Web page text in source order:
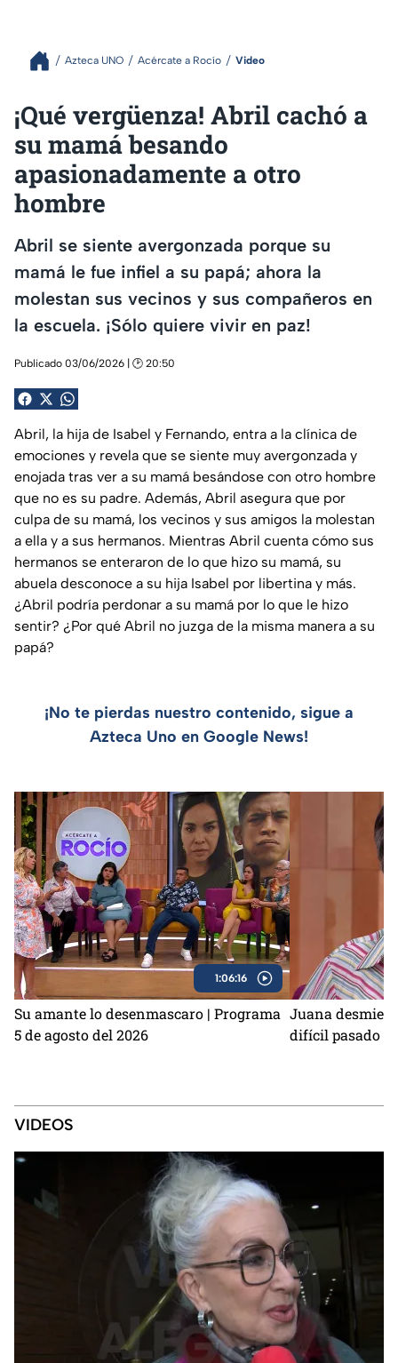
Azteca UNO Acércate a Rocío Video
¡Qué vergüenza! Abril cachó a
su mamá besando
apasionadamente a otro
hombre
Abril se siente avergonzada porque su
mamá le fue infiel a su papá; ahora la
molestan sus vecinos y sus compañeros en
la escuela. ¡Sólo quiere vivir en paz!
Publicado 03/06/2026 | 🕑 20:50
Abril, la hija de Isabel y Fernando, entra a la clínica de
emociones y revela que se siente muy avergonzada y
enojada tras ver a su mamá besándose con otro hombre
que no es su padre. Además, Abril asegura que por
culpa de su mamá, los vecinos y sus amigos la molestan
a ella y a sus hermanos. Mientras Abril cuenta cómo sus
hermanos se enteraron de lo que hizo su mamá, su
abuela desconoce a su hija Isabel por libertina y más.
¿Abril podría perdonar a su mamá por lo que le hizo
sentir? ¿Por qué Abril no juzga de la misma manera a su
papá?
¡No te pierdas nuestro contenido, sigue a
Azteca Uno en Google News!
1:06:16
Su amante lo desenmascaro | Programa
5 de agosto del 2026
Juana
difícil pasado
VIDEOS